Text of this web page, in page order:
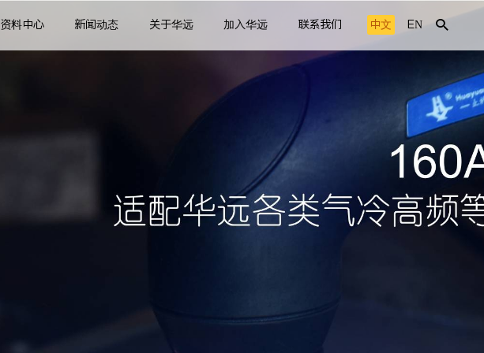
资料中心 新闻动态 关于华远 加入华远 联系我们 中文 EN 